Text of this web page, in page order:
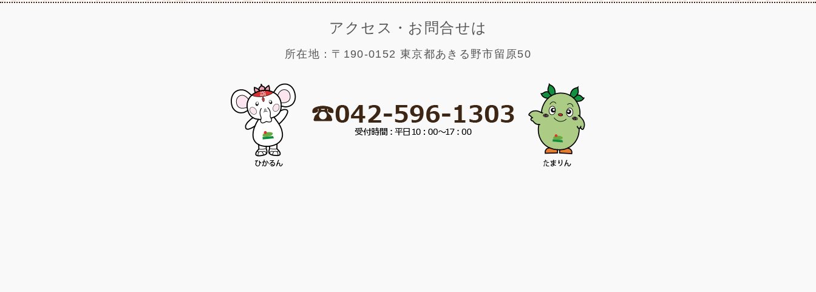
アクセス・お問合せは
所在地：〒190-0152 東京都あきる野市留原50